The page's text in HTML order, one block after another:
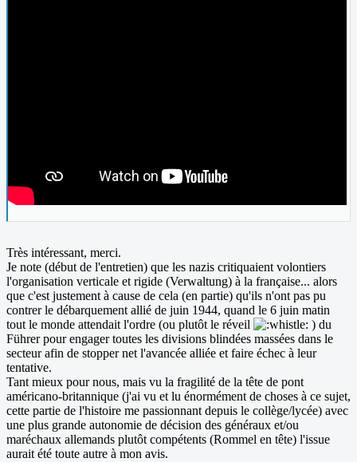
Très intéressant, merci.
Je note (début de l'entretien) que les nazis critiquaient volontiers
l'organisation verticale et rigide (Verwaltung) à la française... alors
que c'est justement à cause de cela (en partie) qu'ils n'ont pas pu
contrer le débarquement allié de juin 1944, quand le 6 juin matin
tout le monde attendait l'ordre (ou plutôt le réveil
) du
Führer pour engager toutes les divisions blindées massées dans le
secteur afin de stopper net l'avancée alliée et faire échec à leur
tentative.
Tant mieux pour nous, mais vu la fragilité de la tête de pont
américano-britannique (j'ai vu et lu énormément de choses à ce sujet,
cette partie de l'histoire me passionnant depuis le collège/lycée) avec
une plus grande autonomie de décision des généraux et/ou
maréchaux allemands plutôt compétents (Rommel en tête) l'issue
aurait été toute autre à mon avis.